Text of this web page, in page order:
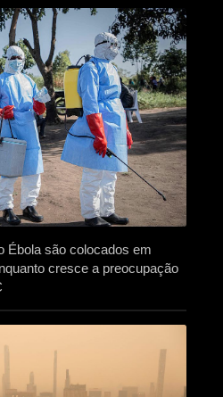
Ébola são colocados em
cresce a preocupação